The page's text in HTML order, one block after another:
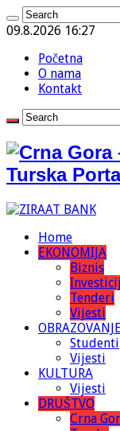
09.8.2026 16:27
Početna
O nama
Kontakt
Turska
Home
EKONOMIJA
Biznis
Tenderi
Vijesti
OBRAZOVANJE
Studenti
Vijesti
KULTURA
Vijesti
DRUŠTVO
Crna